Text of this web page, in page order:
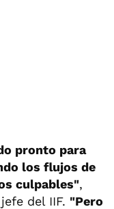
pronto para
los flujos de
culpables",
del IIF. "Pero